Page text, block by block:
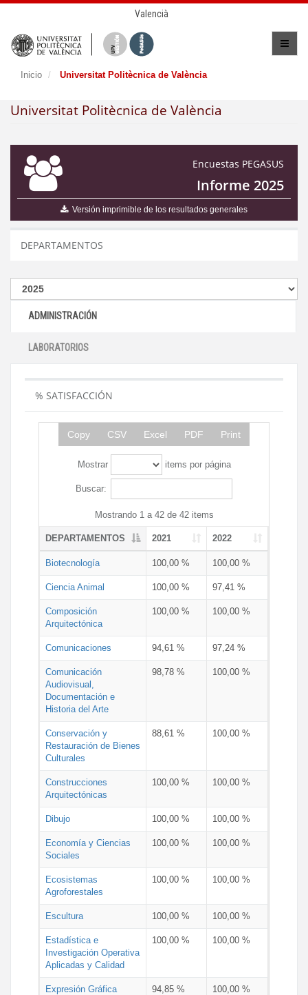
Valencià
Inicio Universitat Politècnica de València
Universitat Politècnica de València
Encuestas PEGASUS
Informe 2025
Versión imprimible de los resultados generales
DEPARTAMENTOS
ADMINISTRACIÓN
LABORATORIOS
% SATISFACCIÓN
Copy CSV Excel PDF Print
Mostrar items por página
Buscar:
Mostrando 1 a 42 de 42 items
DEPARTAMENTOS 2021 2022
Biotecnología 100,00 % 100,00 %
Ciencia Animal 100,00 % 97,41 %
Composición
Arquitectónica
100,00 % 100,00 %
Comunicaciones 94,61 % 97,24 %
Comunicación
Audiovisual,
Documentación e
Historia del Arte
98,78 % 100,00 %
Conservación y
Restauración de Bienes
Culturales
88,61 % 100,00 %
Construcciones
Arquitectónicas
100,00 % 100,00 %
Dibujo 100,00 % 100,00 %
Economía y Ciencias
Sociales
100,00 % 100,00 %
Ecosistemas
Agroforestales
100,00 % 100,00 %
Escultura 100,00 % 100,00 %
Estadística e
Investigación Operativa
Aplicadas y Calidad
100,00 % 100,00 %
Expresión Gráfica
94,85 % 100,00 %